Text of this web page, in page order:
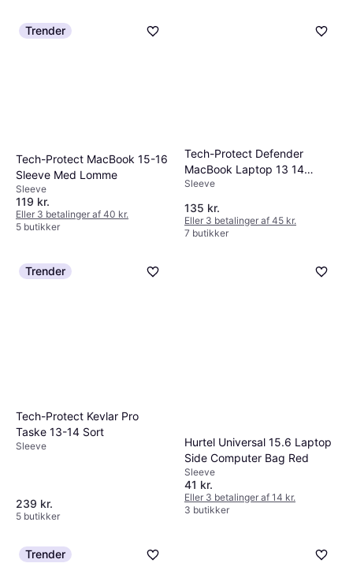
Trender
Tech-Protect MacBook 15-16
Sleeve Med Lomme
Sleeve
119 kr.
Eller 3 betalinger af 40 kr.
5 butikker
Tech-Protect Defender
MacBook Laptop 13 14
Sleeve Grå
Sleeve
135 kr.
Eller 3 betalinger af 45 kr.
7 butikker
Trender
Tech-Protect Kevlar Pro
Taske 13-14 Sort
Sleeve
239 kr.
5 butikker
Hurtel Universal 15.6 Laptop
Side Computer Bag Red
Sleeve
41 kr.
Eller 3 betalinger af 14 kr.
3 butikker
Trender